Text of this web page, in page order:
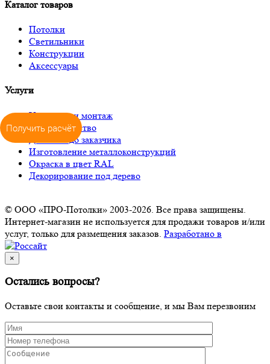
Каталог товаров
Потолки
Светильники
Конструкции
Аксессуары
Услуги
Установка и монтаж
Сотрудничество
Доставка до заказчика
Изготовление металлоконструкций
Окраска в цвет RAL
Декорирование под дерево
© ООО «ПРО-Потолки» 2003-2026. Все права защищены.
Интернет-магазин не используется для продажи товаров и/или
услуг, только для размещения заказов. Разработано в
×
Остались вопросы?
Оставьте свои контакты и сообщение, и мы Вам перезвоним
Получить расчёт